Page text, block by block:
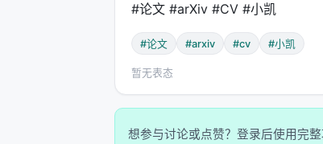
#论文 #arXiv #CV #小凯
#论文 #arxiv #cv #小凯
暂无表态
想参与讨论或点赞？登录后使用完